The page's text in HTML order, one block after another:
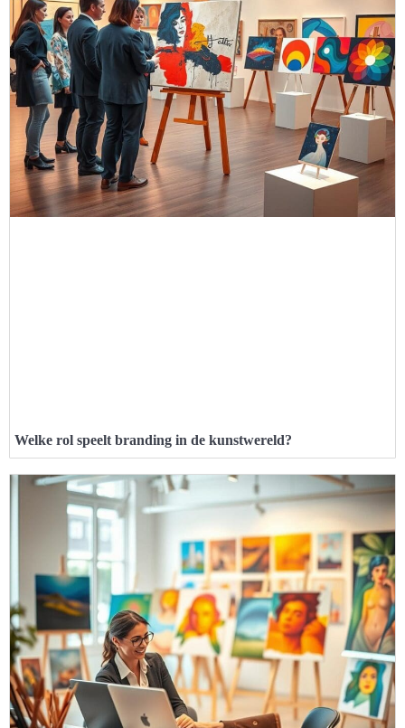
Welke rol speelt branding in de kunstwereld?